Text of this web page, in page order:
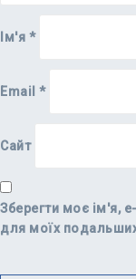
Ім'я *
Email *
Сайт
Зберегти моє ім'я,
для моїх